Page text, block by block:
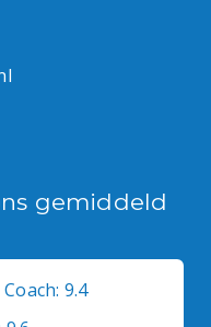
gemiddeld
9.4